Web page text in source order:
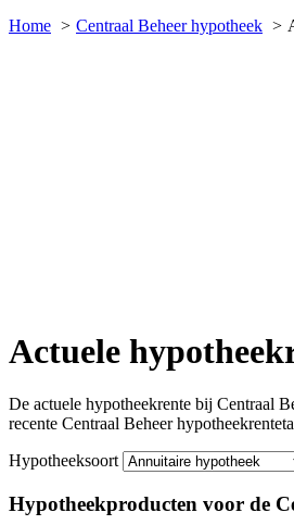
Home
Centraal Beheer hypotheek
Actuele
De actuele hypotheekrente bij Centraal
recente Centraal Beheer
Hypotheeksoort
Hypotheekproducten voor de